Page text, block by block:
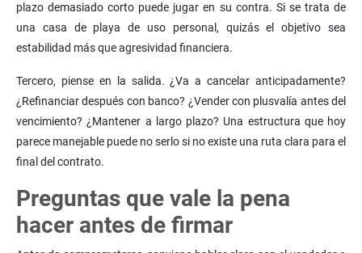
plazo demasiado corto puede jugar en su contra. Si se trata de
una casa de playa de uso personal, quizás el objetivo sea
estabilidad más que agresividad financiera.
Tercero, piense en la salida. ¿Va a cancelar anticipadamente?
¿Refinanciar después con banco? ¿Vender con plusvalía antes del
vencimiento? ¿Mantener a largo plazo? Una estructura que hoy
parece manejable puede no serlo si no existe una ruta clara para el
final del contrato.
Preguntas que vale la pena
hacer antes de firmar